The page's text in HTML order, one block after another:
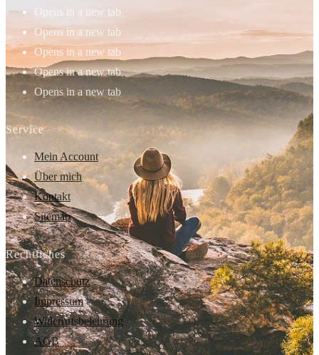
Opens in a new tab
Opens in a new tab
Opens in a new tab
Opens in a new tab
Opens in a new tab
Service
Mein Account
Über mich
Kontakt
Sitemap
Rechtliches
Datenschutz
Impressum
Widerrufsbelehrung
AGB